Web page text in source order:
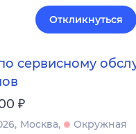
Откликнуться
сервисному
₽
Москва
Окружная